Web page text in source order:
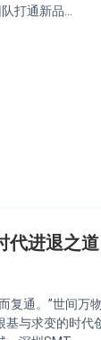
打通新品…
代进退之道
复通。”世间万
与求变的时代